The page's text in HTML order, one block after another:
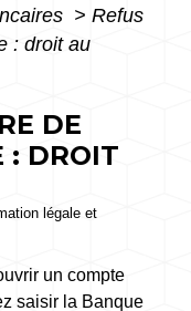
> Refus
: droit au
DE
: DROIT
légale et
un compte
saisir la Banque